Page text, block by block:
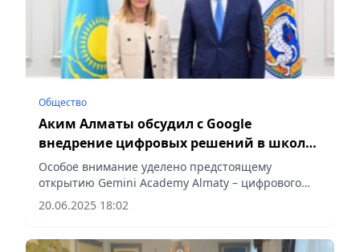
Общество
Аким Алматы обсудил с Google
внедрение цифровых решений в школы
города
Особое внимание уделено предстоящему
открытию Gemini Academy Almaty – цифрового
центра мирового уровня
20.06.2025 18:02